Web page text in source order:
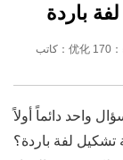
باردة
تشكيل لفة باردة؟